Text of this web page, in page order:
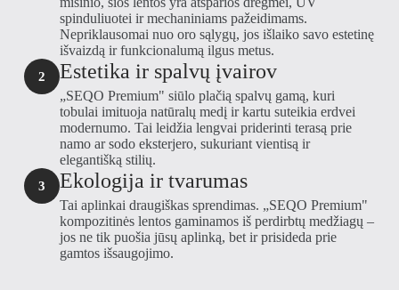
spinduliuotei ir mechaniniams pažeidimams.
Nepriklausomai nuo oro sąlygų, jos išlaiko savo estetinę
išvaizdą ir funkcionalumą ilgus metus.
2 Estetika ir spalvų įvairov
„SEQO Premium" siūlo plačią spalvų gamą, kuri
tobulai imituoja natūralų medį ir kartu suteikia erdvei
modernumo. Tai leidžia lengvai priderinti terasą prie
namo ar sodo eksterjero, sukuriant vientisą ir
elegantišką stilių.
3 Ekologija ir tvarumas
Tai aplinkai draugiškas sprendimas. „SEQO Premium"
kompozitinės lentos gaminamos iš perdirbtų medžiagų –
jos ne tik puošia jūsų aplinką, bet ir prisideda prie
gamtos išsaugojimo.